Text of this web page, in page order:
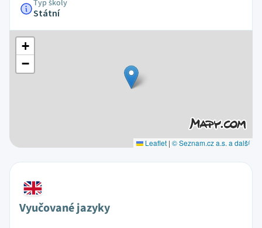
Typ školy
Státní
+
−
Leaflet | © Seznam.cz a.s. a další
Vyučované jazyky